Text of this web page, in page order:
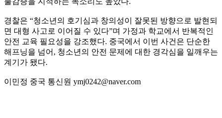
경찰은 “청소년의 호기심과 창의성이 잘못된 방향으로 발현되
면 대형 사고로 이어질 수 있다”며 가정과 학교에서 반복적인
안전 교육 필요성을 강조했다. 중국에서 이번 사건은 단순한
해프닝을 넘어, 청소년의 안전 문제에 대한 경각심을 일깨우는
계기가 됐다.
이민정 중국 통신원 ymj0242@naver.com